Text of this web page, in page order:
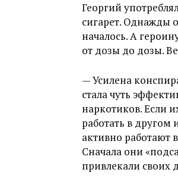
Георгий
сигарет. Однажды
началось. А
от дозы до дозы.
— Усилена
стала чуть
наркотиков. Если
работать в другом
активно работают
Сначала они
привлекали своих